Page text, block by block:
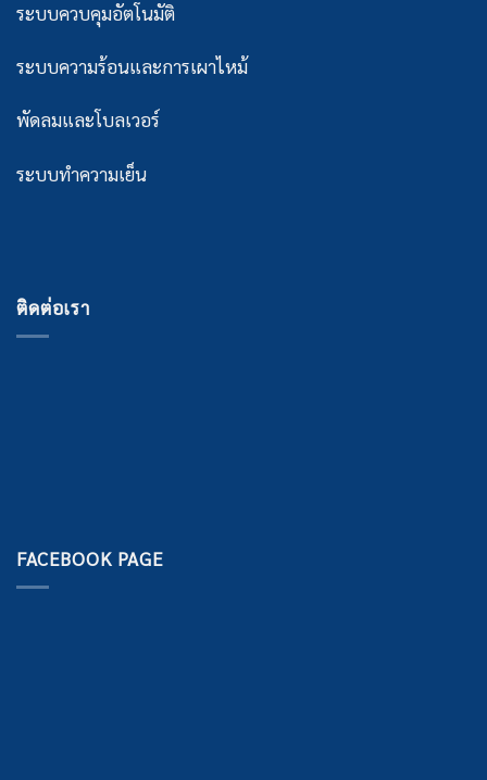
ระบบควบคุมอัตโนมัติ
ระบบความร้อนและการเผาไหม้
พัดลมและโบลเวอร์
ระบบทำความเย็น
ติดต่อเรา
FACEBOOK PAGE